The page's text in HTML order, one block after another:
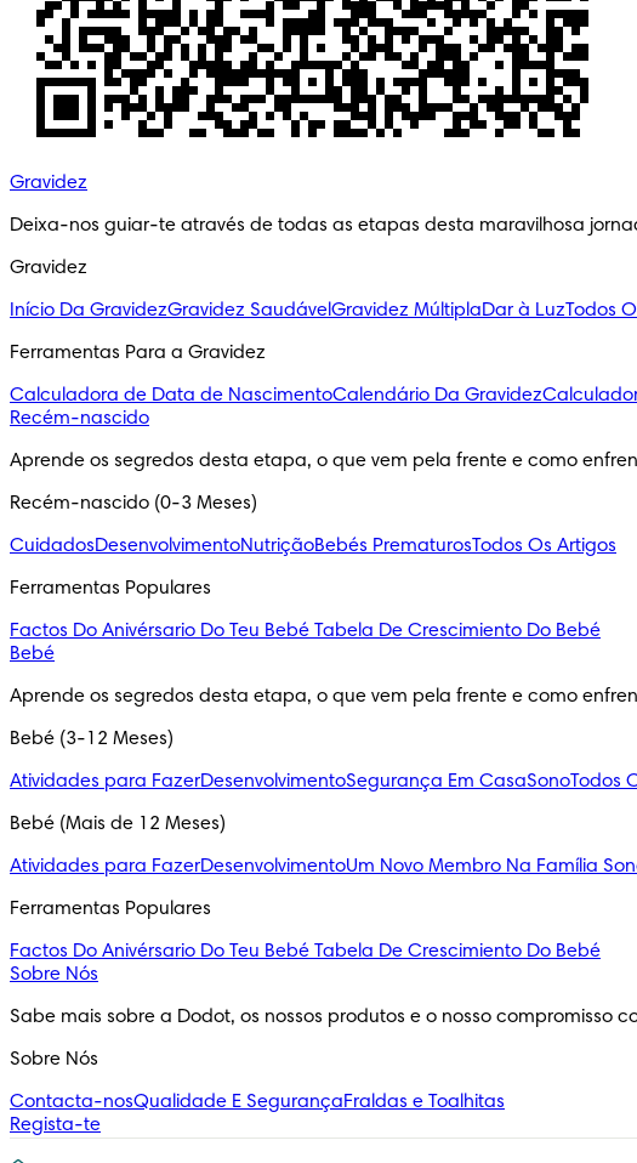
Gravidez
Deixa-nos guiar-te através de todas as etapas desta maravilhosa
Gravidez
Início Da GravidezGravidez SaudávelGravidez MúltiplaDar à LuzTodos
Ferramentas Para a Gravidez
Calculadora de Data de NascimentoCalendário Da Gravidez
Recém-nascido
Aprende os segredos desta etapa, o que vem pela frente e como
Recém-nascido (0-3 Meses)
CuidadosDesenvolvimentoNutriçãoBebés PrematurosTodos Os Artigos
Ferramentas Populares
Factos Do Anivérsario Do Teu Bebé Tabela De Crescimiento Do Bebé
Bebé
Aprende os segredos desta etapa, o que vem pela frente e como
Bebé (3-12 Meses)
Atividades para FazerDesenvolvimentoSegurança Em CasaSonoTodos
Bebé (Mais de 12 Meses)
Atividades para FazerDesenvolvimentoUm Novo Membro Na Família
Ferramentas Populares
Factos Do Anivérsario Do Teu Bebé Tabela De Crescimiento Do Bebé
Sobre Nós
Sabe mais sobre a Dodot, os nossos produtos e o nosso compromisso
Sobre Nós
Contacta-nosQualidade E SegurançaFraldas e Toalhitas
Regista-te